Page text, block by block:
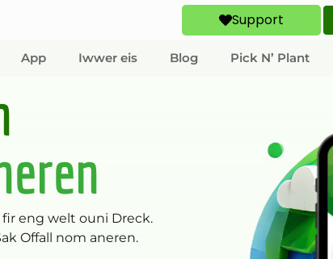
Support
App Iwwer eis Blog Pick N’ Plant
fir eng welt ouni Dreck.
Offall nom aneren.